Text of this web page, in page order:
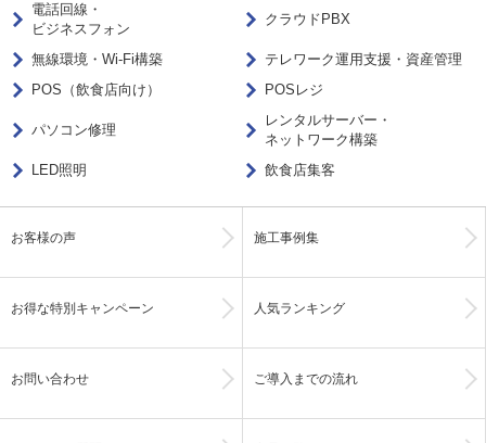
電話回線・
ビジネスフォン
クラウドPBX
無線環境・Wi-Fi構築
テレワーク運用支援・資産管理
POS（飲食店向け）
POSレジ
パソコン修理
レンタルサーバー・
ネットワーク構築
LED照明
飲食店集客
お客様の声 施工事例集
お得な特別キャンペーン 人気ランキング
お問い合わせ ご導入までの流れ